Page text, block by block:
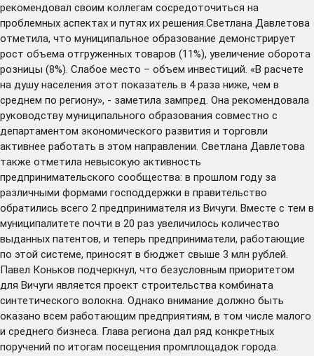
рекомендовал своим коллегам сосредоточиться на
проблемных аспектах и путях их решения.Светлана Давлетова
отметила, что муниципальное образование демонстрирует
рост объема отгруженных товаров (11%), увеличение оборота
розницы (8%). Слабое место – объем инвестиций. «В расчете
на душу населения этот показатель в 4 раза ниже, чем в
среднем по региону», - заметила зампред. Она рекомендовала
руководству муниципального образования совместно с
департаментом экономического развития и торговли
активнее работать в этом направлении. Светлана Давлетова
также отметила невысокую активность
предпринимательского сообщества: в прошлом году за
различными формами господдержки в правительство
обратились всего 2 предпринимателя из Вичуги. Вместе с тем в
муниципалитете почти в 20 раз увеличилось количество
выданных патентов, и теперь предприниматели, работающие
по этой системе, приносят в бюджет свыше 3 млн рублей.
Павел Коньков подчеркнул, что безусловным приоритетом
для Вичуги является проект строительства комбината
синтетического волокна. Однако внимание должно быть
оказано всем работающим предприятиям, в том числе малого
и среднего бизнеса. Глава региона дал ряд конкретных
поручений по итогам посещения промплощадок города.